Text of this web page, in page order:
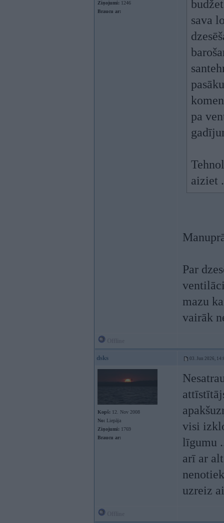
Ziņojumi: 1246
Braucu ar:
sava
pa
aiziet
Par
mazu
vairāk
dsks 03. Jun 2026,
Kopš: 12. Nov 2008
No: Liepāja
Ziņojumi: 1769
Braucu ar:
visi
līgumu
arī ar
uzreiz